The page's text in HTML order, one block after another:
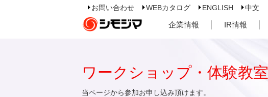
お問い合わせ WEBカタログ ENGLISH 中文
企業情報 IR情報
ワークショップ・体験教室
当ページから参加お申し込み頂けます。